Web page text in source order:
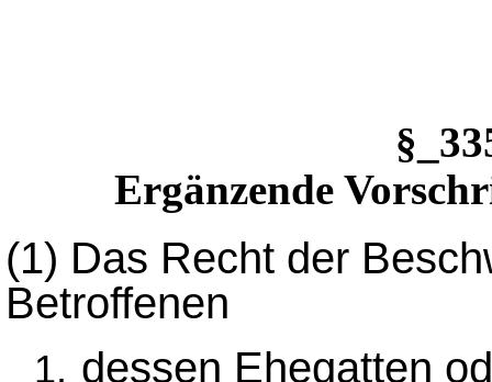
Ergänzende
(1) Das Recht der
Betroffenen
dessen Ehegatten